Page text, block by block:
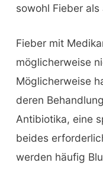
sowohl Fieber
Fieber mit
möglicherweise
Möglicherweise
deren
Antibiotika, eine
beides
werden häufig